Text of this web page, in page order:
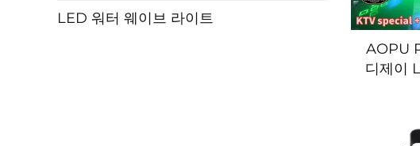
LED 워터 웨이브 라이트
AOPU
디제이